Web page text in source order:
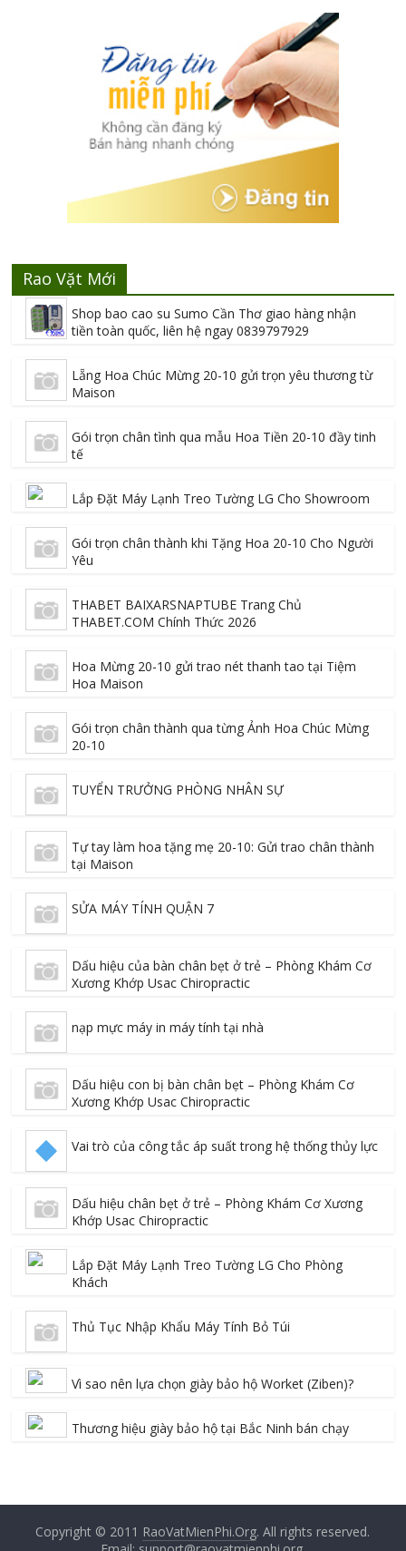
Rao Vặt Mới
Shop bao cao su Sumo Cần Thơ giao hàng nhận
tiền toàn quốc, liên hệ ngay 0839797929
Lẵng Hoa Chúc Mừng 20-10 gửi trọn yêu thương từ
Maison
Gói trọn chân tình qua mẫu Hoa Tiền 20-10 đầy tinh
tế
Lắp Đặt Máy Lạnh Treo Tường LG Cho Showroom
Gói trọn chân thành khi Tặng Hoa 20-10 Cho Người
Yêu
THABET BAIXARSNAPTUBE Trang Chủ
THABET.COM Chính Thức 2026
Hoa Mừng 20-10 gửi trao nét thanh tao tại Tiệm
Hoa Maison
Gói trọn chân thành qua từng Ảnh Hoa Chúc Mừng
20-10
TUYỂN TRƯỞNG PHÒNG NHÂN SỰ
Tự tay làm hoa tặng mẹ 20-10: Gửi trao chân thành
tại Maison
SỬA MÁY TÍNH QUẬN 7
Dấu hiệu của bàn chân bẹt ở trẻ – Phòng Khám Cơ
Xương Khớp Usac Chiropractic
nạp mực máy in máy tính tại nhà
Dấu hiệu con bị bàn chân bẹt – Phòng Khám Cơ
Xương Khớp Usac Chiropractic
Vai trò của công tắc áp suất trong hệ thống thủy lực
Dấu hiệu chân bẹt ở trẻ – Phòng Khám Cơ Xương
Khớp Usac Chiropractic
Lắp Đặt Máy Lạnh Treo Tường LG Cho Phòng
Khách
Thủ Tục Nhập Khẩu Máy Tính Bỏ Túi
Vì sao nên lựa chọn giày bảo hộ Worket (Ziben)?
Thương hiệu giày bảo hộ tại Bắc Ninh bán chạy
Copyright © 2011 RaoVatMienPhi.Org. All rights reserved.